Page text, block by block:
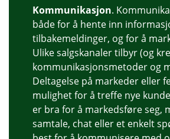
Kommunikasjon.
både for å hente inn
tilbakemeldinger, og for å
Ulike salgskanaler tilbyr (og
kommunikasjonsmetoder og
Deltagelse på markeder eller
mulighet for å treffe nye
er bra for å markedsføre seg,
samtale, chat eller et enkelt